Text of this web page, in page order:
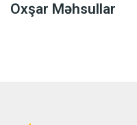
Oxşar Məhsullar